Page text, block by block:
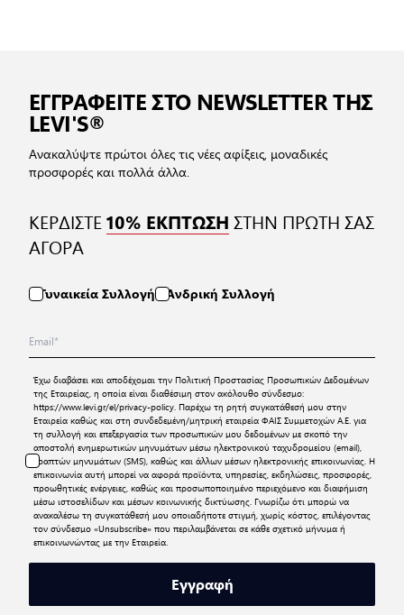
ΕΓΓΡΑΦΕΙΤΕ ΣΤΟ NEWSLETTER ΤΗΣ
LEVI'S®
Ανακαλύψτε πρώτοι όλες τις νέες αφίξεις, μοναδικές
προσφορές και πολλά άλλα.
ΚΕΡΔΙΣΤΕ10% ΕΚΠΤΩΣΗ ΣΤΗΝ ΠΡΩΤΗ ΣΑΣ
ΑΓΟΡΑ
Γυναικεία Συλλογή Ανδρική Συλλογή
Έχω διαβάσει και αποδέχομαι την Πολιτική Προστασίας Προσωπικών Δεδομένων
της Εταιρείας, η οποία είναι διαθέσιμη στον ακόλουθο σύνδεσμο:
https://www.levi.gr/el/privacy-policy. Παρέχω τη ρητή συγκατάθεσή μου στην
Εταιρεία καθώς και στη συνδεδεμένη/μητρική εταιρεία ΦΑΙΣ Συμμετοχών Α.Ε. για
τη συλλογή και επεξεργασία των προσωπικών μου δεδομένων με σκοπό την
αποστολή ενημερωτικών μηνυμάτων μέσω ηλεκτρονικού ταχυδρομείου (email),
γραπτών μηνυμάτων (SMS), καθώς και άλλων μέσων ηλεκτρονικής επικοινωνίας. Η
επικοινωνία αυτή μπορεί να αφορά προϊόντα, υπηρεσίες, εκδηλώσεις, προσφορές,
προωθητικές ενέργειες, καθώς και προσωποποιημένο περιεχόμενο και διαφήμιση
μέσω ιστοσελίδων και μέσων κοινωνικής δικτύωσης. Γνωρίζω ότι μπορώ να
ανακαλέσω τη συγκατάθεσή μου οποιαδήποτε στιγμή, χωρίς κόστος, επιλέγοντας
τον σύνδεσμο «Unsubscribe» που περιλαμβάνεται σε κάθε σχετικό μήνυμα ή
επικοινωνώντας με την Εταιρεία.
Εγγραφή